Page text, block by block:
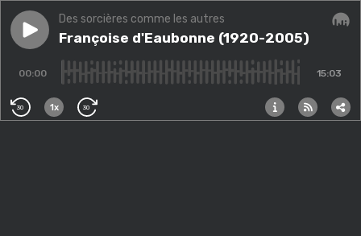
Play episodeFrançoise d'Eaubonne (1920-2005)
Des sorcières comme les autres
Françoise d'Eaubonne (1920-2005)
00:00 15:03
30 1x 30